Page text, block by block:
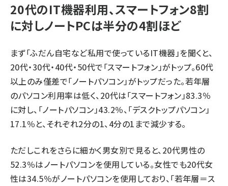
20代のIT機器利用、スマートフォン8割
に対しノートPCは半分の4割ほど
まず「ふだん自宅など私用で使っているIT機器」を聞くと、
20代・30代・40代・50代で「スマートフォン」がトップ。60代
以上のみ僅差で「ノートパソコン」がトップだった。若年層
のパソコン利用率は低く、20代は「スマートフォン」83.3％
に対し、「ノートパソコン」43.2％、「デスクトップパソコン」
17.1％と、それぞれ2分の1、4分の1まで減少する。
ただしこれをさらに細かく男女別で見ると、20代男性の
52.3％はノートパソコンを使用している。女性でも20代女
性は34.5％がノートパソコンを使用しており、「若年層＝ス